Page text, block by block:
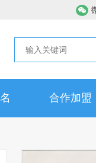
合作加盟